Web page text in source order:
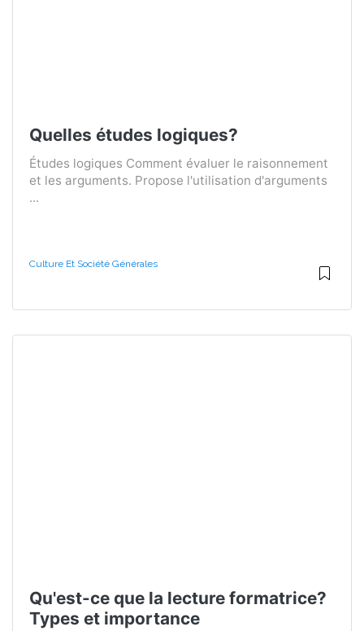
Quelles études logiques?
Études logiques Comment évaluer le raisonnement
et les arguments. Propose l'utilisation d'arguments
...
Culture Et Société Générales
Qu'est-ce que la lecture formatrice?
Types et importance